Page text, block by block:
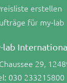
erstellen
für my-lab
lab
29,
030 233215800